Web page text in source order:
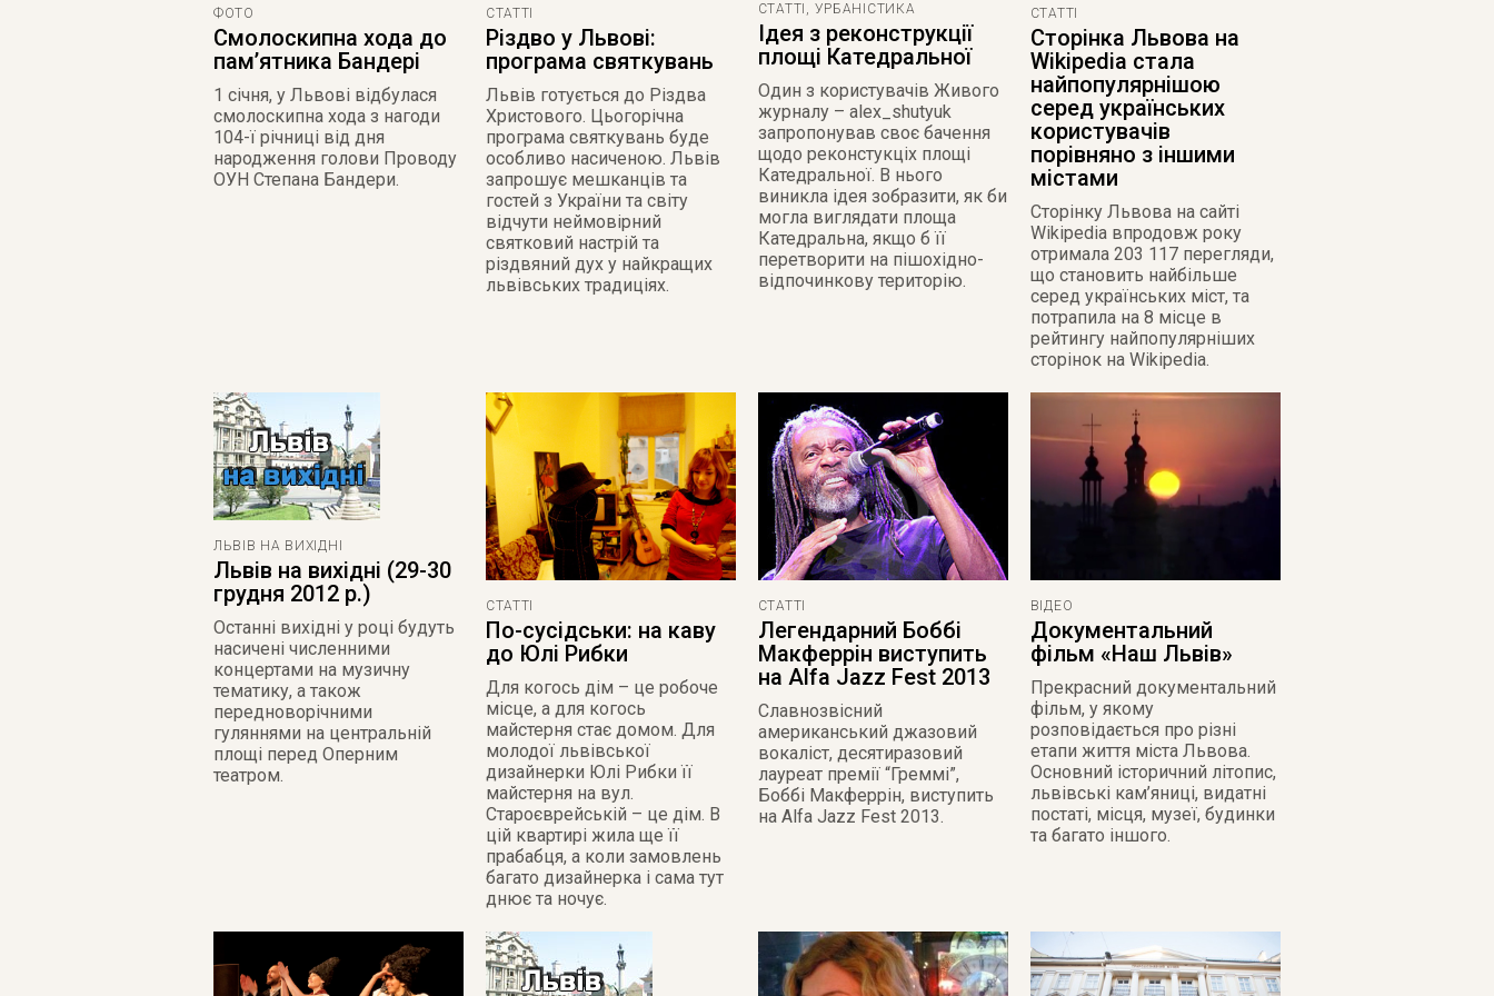
ФОТО
Смолоскипна хода до
пам’ятника Бандері
1 січня, у Львові відбулася
смолоскипна хода з нагоди
104-ї річниці від дня
народження голови Проводу
ОУН Степана Бандери.
СТАТТІ
Різдво у Львові:
програма святкувань
Львів готується до Різдва
Христового. Цьогорічна
програма святкувань буде
особливо насиченою. Львів
запрошує мешканців та
гостей з України та світу
відчути неймовірний
святковий настрій та
різдвяний дух у найкращих
львівських традиціях.
СТАТТІ , УРБАНІСТИКА
Ідея з реконструкції
площі Катедральної
Один з користувачів Живого
журналу – alex_shutyuk
запропонував своє бачення
щодо реконстукціх площі
Катедральної. В нього
виникла ідея зобразити, як би
могла виглядати площа
Катедральна, якщо б її
перетворити на пішохідно-
відпочинкову територію.
СТАТТІ
Сторінка Львова на
Wikipedia стала
найпопулярнішою
серед українських
користувачів
порівняно з іншими
містами
Сторінку Львова на сайті
Wikipedia впродовж року
отримала 203 117 перегляди,
що становить найбільше
серед українських міст, та
потрапила на 8 місце в
рейтингу найпопулярніших
сторінок на Wikipedia.
ЛЬВІВ НА ВИХІДНІ
Львів на вихідні (29-30
грудня 2012 р.)
Останні вихідні у році будуть
насичені численними
концертами на музичну
тематику, а також
передноворічними
гуляннями на центральній
площі перед Оперним
театром.
СТАТТІ
По-сусідськи: на каву
до Юлі Рибки
Для когось дім – це робоче
місце, а для когось
майстерня стає домом. Для
молодої львівської
дизайнерки Юлі Рибки її
майстерня на вул.
Староєврейській – це дім. В
цій квартирі жила ще її
прабабця, а коли замовлень
багато дизайнерка і сама тут
днює та ночує.
СТАТТІ
Легендарний Боббі
Макферрін виступить
на Alfa Jazz Fest 2013
Славнозвісний
американський джазовий
вокаліст, десятиразовий
лауреат премії “Греммі”,
Боббі Макферрін, виступить
на Alfa Jazz Fest 2013.
ВІДЕО
Документальний
фільм «Наш Львів»
Прекрасний документальний
фільм, у якому
розповідається про різні
етапи життя міста Львова.
Основний історичний літопис,
львівські кам’яниці, видатні
постаті, місця, музеї, будинки
та багато іншого.